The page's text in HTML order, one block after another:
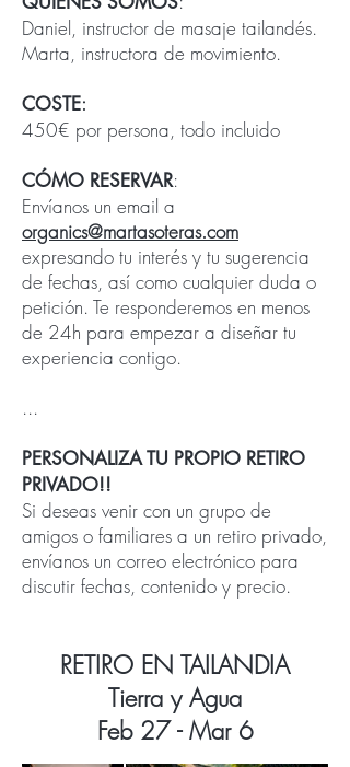
Daniel, instructor de masaje tailandés.
Marta, instructora de movimiento.
COSTE:
450€‎ por persona, todo incluido
CÓMO RESERVAR:
Envíanos un email a
organics@martasoteras.com
expresando tu interés y tu sugerencia
de fechas, así como cualquier duda o
petición. Te responderemos en menos
de 24h para empezar a diseñar tu
experiencia contigo.
...
PERSONALIZA TU PROPIO RETIRO
PRIVADO!!
Si deseas venir con un grupo de
amigos o familiares a un retiro privado,
envíanos un correo electrónico para
discutir fechas, contenido y precio.
RETIRO EN TAILANDIA
Tierra y Agua
Feb 27 - Mar 6